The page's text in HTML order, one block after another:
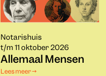
Notarishuis
t/m 11 oktober 2026
Allemaal Mensen
Lees meer →